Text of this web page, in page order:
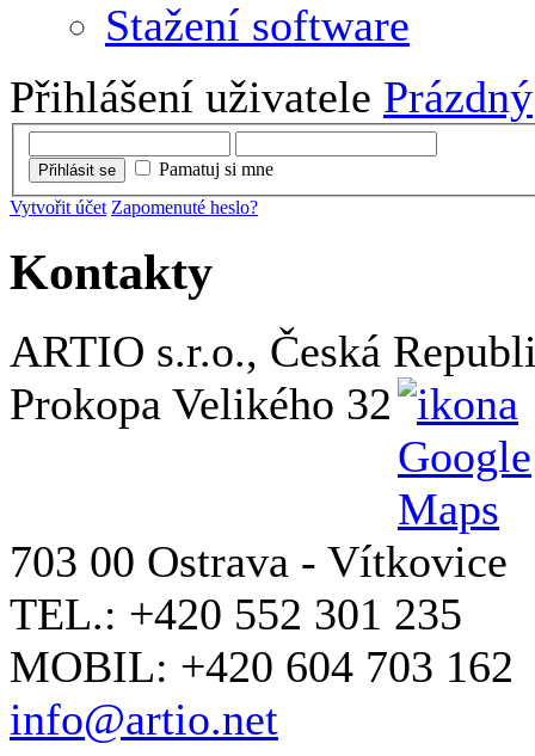
Stažení software
Přihlášení uživatele Prázdný
Přihlásit se
Pamatuj si mne
Vytvořit účet Zapomenuté heslo?
Kontakty
ARTIO s.r.o., Česká
Prokopa Velikého 32
703 00 Ostrava - Vítkovice
TEL.: +420 552 301 235
MOBIL: +420 604 703 162
info@artio.net